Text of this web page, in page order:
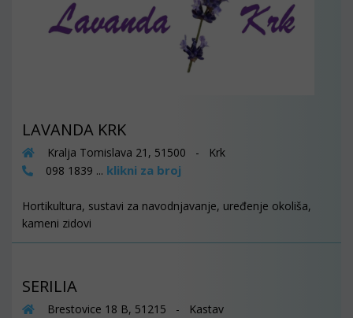
LAVANDA KRK
Kralja Tomislava 21, 51500 - Krk
098 1839 ... klikni za broj
Hortikultura, sustavi za navodnjavanje, uređenje okoliša,
kameni zidovi
SERILIA
Brestovice 18 B, 51215 - Kastav